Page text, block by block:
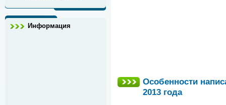
Информация
Особенности
2013 года